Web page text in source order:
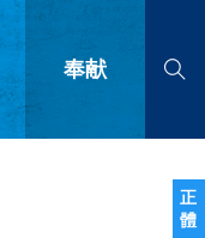
正
體
奉献